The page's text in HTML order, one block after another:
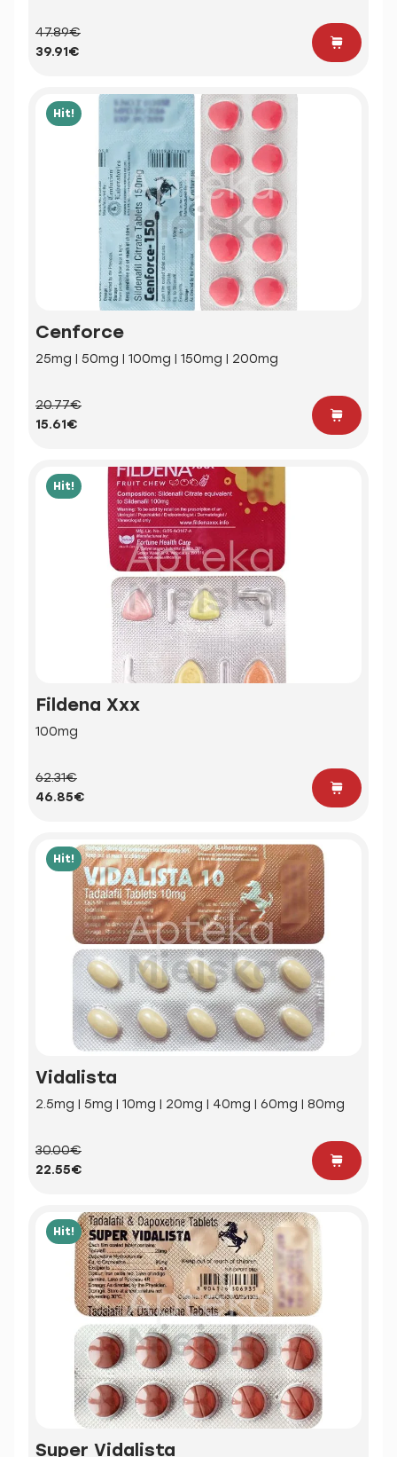
47.89€
39.91€
Hit!
Cenforce
25mg | 50mg | 100mg | 150mg | 200mg
20.77€
15.61€
Hit!
Fildena Xxx
100mg
62.31€
46.85€
Hit!
Vidalista
2.5mg | 5mg | 10mg | 20mg | 40mg | 60mg | 80mg
30.00€
22.55€
Hit!
Super Vidalista